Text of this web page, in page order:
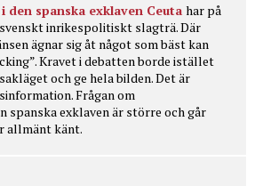
spanska exklaven Ceuta har på
inrikespolitiskt slagträ. Där
ägnar sig åt något som bäst kan
Kravet i debatten borde istället
och ge hela bilden. Det är
Frågan om
spanska exklaven är större och går
allmänt känt.